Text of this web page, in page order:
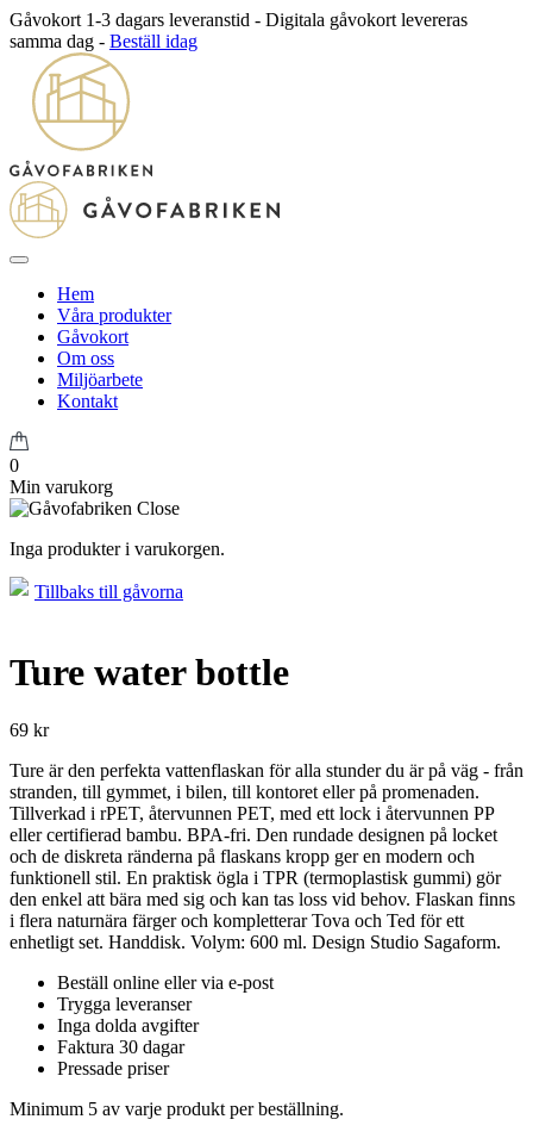
Gåvokort 1-3 dagars leveranstid - Digitala gåvokort levereras
samma dag - Beställ idag
Hem
Våra produkter
Gåvokort
Om oss
Miljöarbete
Kontakt
0
Min varukorg
Inga produkter i varukorgen.
Tillbaks till gåvorna
Ture water bottle
69 kr
Ture är den perfekta vattenflaskan för alla stunder du är på väg - från
stranden, till gymmet, i bilen, till kontoret eller på promenaden.
Tillverkad i rPET, återvunnen PET, med ett lock i återvunnen PP
eller certifierad bambu. BPA-fri. Den rundade designen på locket
och de diskreta ränderna på flaskans kropp ger en modern och
funktionell stil. En praktisk ögla i TPR (termoplastisk gummi) gör
den enkel att bära med sig och kan tas loss vid behov. Flaskan finns
i flera naturnära färger och kompletterar Tova och Ted för ett
enhetligt set. Handdisk. Volym: 600 ml. Design Studio Sagaform.
Beställ online eller via e-post
Trygga leveranser
Inga dolda avgifter
Faktura 30 dagar
Pressade priser
Minimum 5 av varje produkt per beställning.